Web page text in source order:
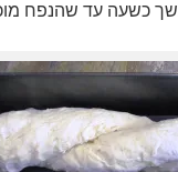
כשעה עד שהנפח